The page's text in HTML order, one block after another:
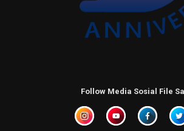
Follow Media Sosial File